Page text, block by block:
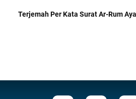
Terjemah Per Kata Surat Ar-Rum